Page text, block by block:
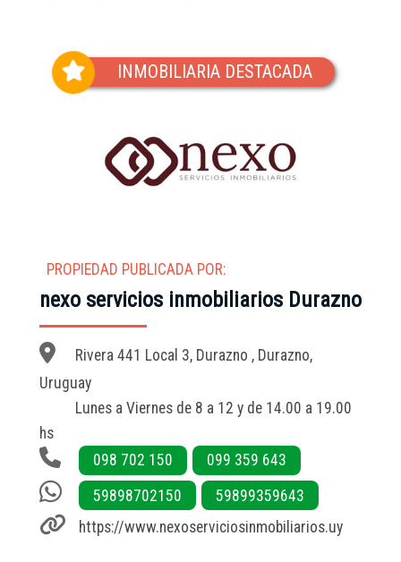
INMOBILIARIA DESTACADA
PROPIEDAD PUBLICADA POR:
nexo servicios inmobiliarios Durazno
Rivera 441 Local 3, Durazno , Durazno,
Uruguay
Lunes a Viernes de 8 a 12 y de 14.00 a 19.00
hs
098 702 150
099 359 643
59898702150
59899359643
https://www.nexoserviciosinmobiliarios.uy